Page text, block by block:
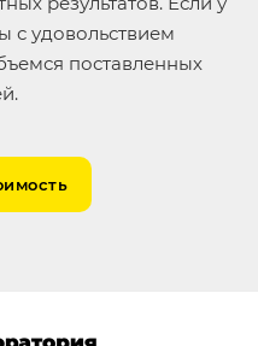
с удовольствием
поставленных